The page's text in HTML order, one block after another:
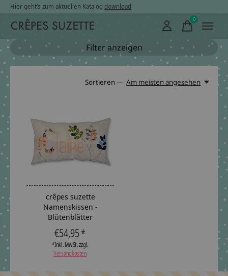
Hier geht’s zum aktuellen Katalog download
0items
Filter anzeigen
Sortieren — Am meisten angesehen
crêpes suzette
Namenskissen -
Blütenblätter
€54,95 *
*Inkl. MwSt. zzgl.
Versandkosten